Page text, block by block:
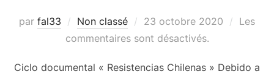
par fal33 Non classé
Publié
le
23 octobre 2020
Les
commentaires sont désactivés.
Ciclo documental « Resistencias Chilenas » Debido a